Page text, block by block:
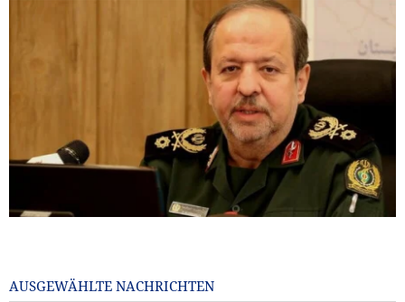
AUSGEWÄHLTE NACHRICHTEN